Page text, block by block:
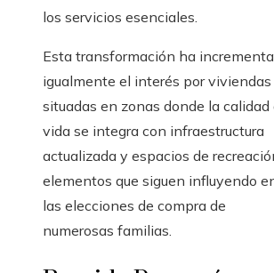
los servicios esenciales.
Esta transformación ha
igualmente el interés por viviendas
situadas en zonas donde la calidad
vida se integra con infraestructura
actualizada y espacios de
elementos que siguen influyendo
las elecciones de compra de
numerosas familias.